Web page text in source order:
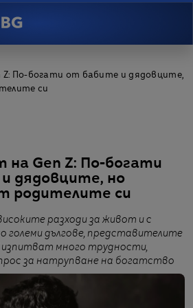
Z: По-богати от бабите и дядовците,
си
на Gen Z: По-богати
дядовците, но
родителите си
разходи за живот и с
големи дългове, представителите
изпитват много трудности,
за натрупване на богатство